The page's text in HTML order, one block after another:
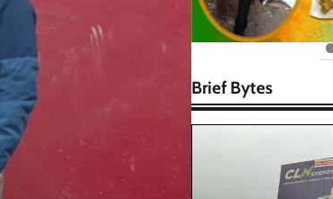
Brief Bytes